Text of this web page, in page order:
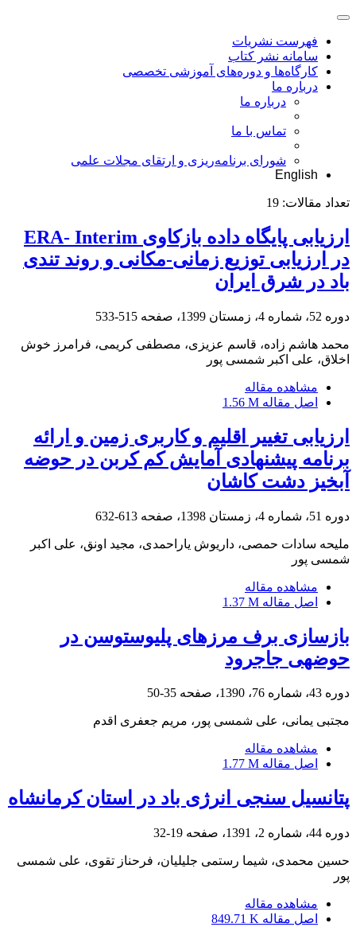
فهرست نشریات
سامانه نشر کتاب
کارگاه‌ها و دوره‌های آموزشی تخصصی
درباره ما
درباره ما
تماس با ما
شورای برنامه‌ریزی و ارتقای مجلات علمی
English
تعداد مقالات: 19
ارزیابی پایگاه داده بازکاوی ERA- Interim
در ارزیابی توزیع زمانی-مکانی و روند تندی
باد در شرق ایران
دوره 52، شماره 4، زمستان 1399، صفحه 515-533
محمد هاشم زاده، قاسم عزیزی، مصطفی کریمی، فرامرز خوش
اخلاق، علی اکبر شمسی پور
مشاهده مقاله
اصل مقاله 1.56 M
ارزیابی تغییر اقلیم و کاربری زمین و ارائه
برنامه پیشنهادی آمایش کم کربن در حوضه
آبخیز دشت کاشان
دوره 51، شماره 4، زمستان 1398، صفحه 613-632
ملیحه سادات حمصی، داریوش یاراحمدی، مجید اونق، علی اکبر
شمسی پور
مشاهده مقاله
اصل مقاله 1.37 M
بازسازی برف مرزهای پلیوستوسن در
حوضه‎ی جاجرود
دوره 43، شماره 76، 1390، صفحه 35-50
مجتبی یمانی، علی شمسی پور، مریم جعفری اقدم
مشاهده مقاله
اصل مقاله 1.77 M
پتانسیل سنجی انرژی باد در استان کرمانشاه
دوره 44، شماره 2، 1391، صفحه 19-32
حسین محمدی، شیما رستمی جلیلیان، فرحناز تقوی، علی شمسی
پور
مشاهده مقاله
اصل مقاله 849.71 K